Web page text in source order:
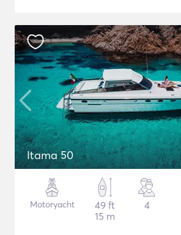
Itama 50
Motoryacht
49 ft
15 m
4